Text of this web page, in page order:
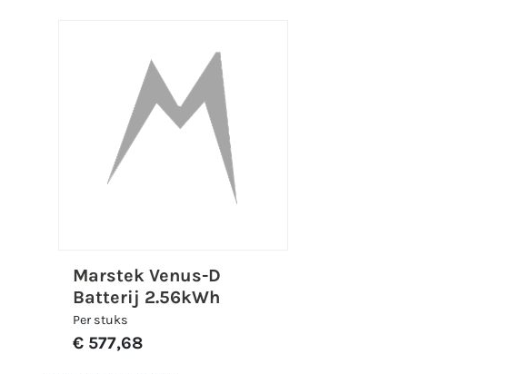
Marstek Venus-D
Batterij 2.56kWh
Per stuks
€ 577,68